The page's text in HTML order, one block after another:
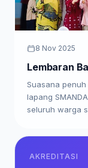
8 Nov 2025
Lembaran
Suasana
lapang
seluruh warga
AKREDITASI